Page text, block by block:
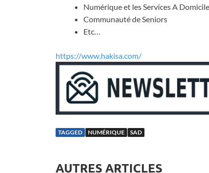
Numérique et les Services A Domicile
Communauté de Seniors
Etc…
https://www.hakisa.com/
TAGGED NUMÉRIQUE SAD
AUTRES ARTICLES